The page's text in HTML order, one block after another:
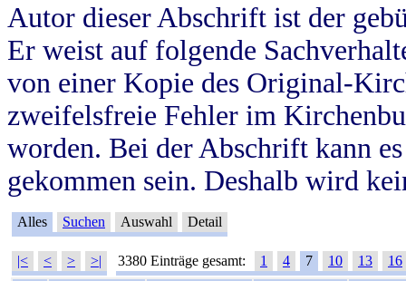
Autor dieser Abschrift ist der
Er weist auf folgende
von einer Kopie des Original-
zweifelsfreie Fehler im
worden. Bei der Abschrift kann
gekommen sein. Deshalb wird
Alles Suchen Auswahl Detail
|< < > >| 3380 Einträge gesamt: 1 4 7 10 13
16